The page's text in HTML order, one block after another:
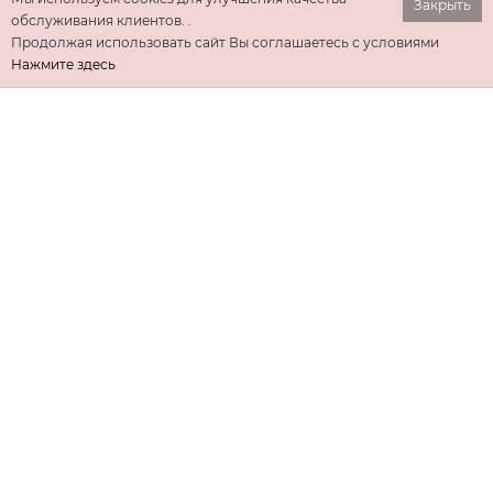
Закрыть
обслуживания клиентов. .
Продолжая использовать сайт Вы соглашаетесь с условиями
Нажмите здесь